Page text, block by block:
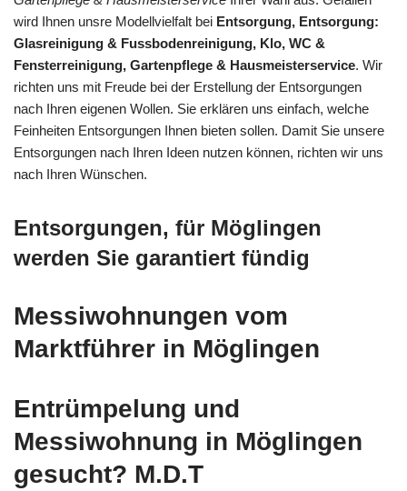
wird Ihnen unsre Modellvielfalt bei Entsorgung, Entsorgung:
Glasreinigung & Fussbodenreinigung, Klo, WC &
Fensterreinigung, Gartenpflege & Hausmeisterservice. Wir
richten uns mit Freude bei der Erstellung der Entsorgungen
nach Ihren eigenen Wollen. Sie erklären uns einfach, welche
Feinheiten Entsorgungen Ihnen bieten sollen. Damit Sie unsere
Entsorgungen nach Ihren Ideen nutzen können, richten wir uns
nach Ihren Wünschen.
Entsorgungen, für Möglingen
werden Sie garantiert fündig
Messiwohnungen vom
Marktführer in Möglingen
Entrümpelung und
Messiwohnung in Möglingen
gesucht? M.D.T